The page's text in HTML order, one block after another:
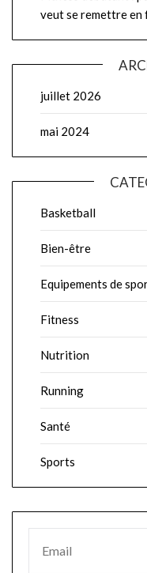
veut se remettre en
juillet 2026
mai 2024
Basketball
Bien-être
Equipements de
Fitness
Nutrition
Running
Santé
Sports